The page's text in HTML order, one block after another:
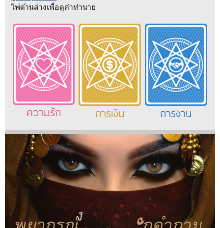
ไพ่ด้านล่างเพื่อดูคำทำนาย
ความรัก การเงิน การงาน